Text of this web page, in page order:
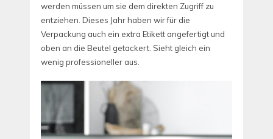
werden müssen um sie dem direkten Zugriff zu
entziehen. Dieses Jahr haben wir für die
Verpackung auch ein extra Etikett angefertigt und
oben an die Beutel getackert. Sieht gleich ein
wenig professioneller aus.